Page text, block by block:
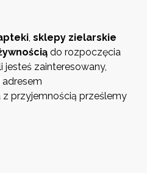
, sklepy zielarskie
do rozpoczęcia
jesteś zainteresowany,
z przyjemnością prześlemy